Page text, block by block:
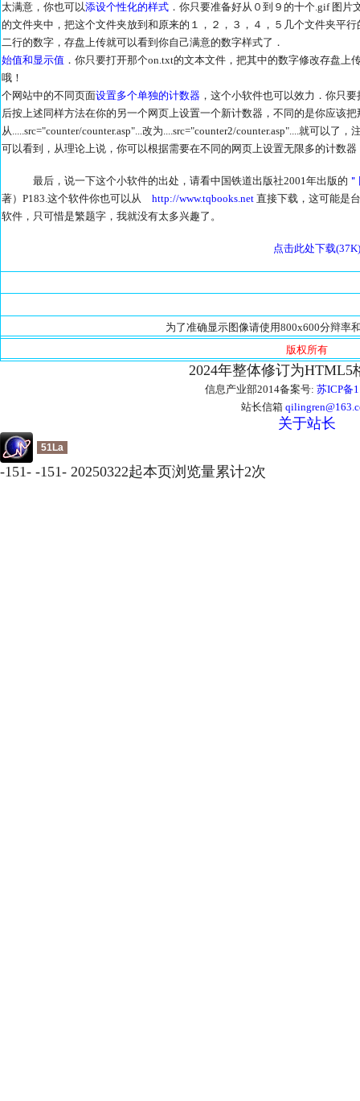
太满意，你也可以添设个性化的样式 ．你只要准备好从０到９的十个.gif 图
的文件夹中，把这个文件夹放到和原来的１，２，３，４，５几个文件夹平
二行的数字，存盘上传就可以看到你自己满意的数
始值和显示值 ．你只要打开那个on.txt的文本文件，把其中的数字修改存盘上
哦！ ４．如果
个网站中的不同页面设置多个单独的计数器 ，这个小软件也可以效力．你只
后按上述同样方法在你的另一个网页上设置一个新计数器，不同的是你应该
从.....src="counter/counter.asp"...改为....src="counter2/counter.asp"....就可以了
可以看到，从理论上说，你可以根据需要在不同的网页上设置无限多的计数
最后，说一下这个小软件的出处，请看中国铁道出版社2001年出版的
著）P183.这个软件你也可以从 http://www.tqbooks.net 直接下载，这可能是
软件，只可惜是繁题字，我就没有太多兴趣了。
点击此处下载(37K)
为了准确显示图像请使用800x600分辩
版权所有
2024年整体修订为HTML5
信息产业部2014备案号: 苏ICP备
站长信箱
关于站长
51La
-151- -151- 20250322起本页浏览量累计2次